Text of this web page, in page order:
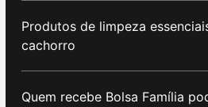
Produtos de limpeza
cachorro
Quem recebe Bolsa Família